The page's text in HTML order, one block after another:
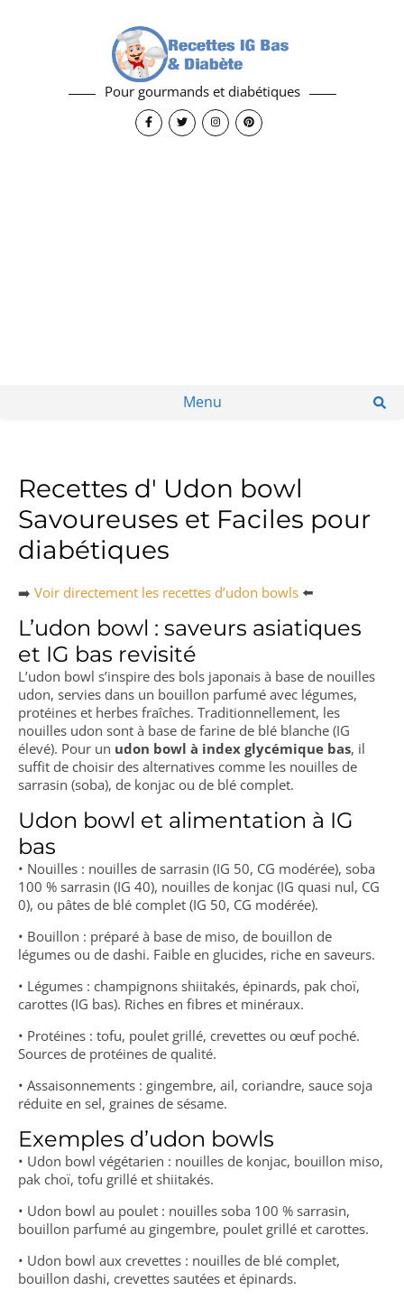
Pour gourmands et diabétiques
Menu
Recettes d' Udon bowl
Savoureuses et Faciles pour
diabétiques
➡️ Voir directement les recettes d’udon bowls ⬅️
L’udon bowl : saveurs asiatiques
et IG bas revisité
L’udon bowl s’inspire des bols japonais à base de nouilles
udon, servies dans un bouillon parfumé avec légumes,
protéines et herbes fraîches. Traditionnellement, les
nouilles udon sont à base de farine de blé blanche (IG
élevé). Pour un udon bowl à index glycémique bas, il
suffit de choisir des alternatives comme les nouilles de
sarrasin (soba), de konjac ou de blé complet.
Udon bowl et alimentation à IG
bas
• Nouilles : nouilles de sarrasin (IG 50, CG modérée), soba
100 % sarrasin (IG 40), nouilles de konjac (IG quasi nul, CG
0), ou pâtes de blé complet (IG 50, CG modérée).
• Bouillon : préparé à base de miso, de bouillon de
légumes ou de dashi. Faible en glucides, riche en saveurs.
• Légumes : champignons shiitakés, épinards, pak choï,
carottes (IG bas). Riches en fibres et minéraux.
• Protéines : tofu, poulet grillé, crevettes ou œuf poché.
Sources de protéines de qualité.
• Assaisonnements : gingembre, ail, coriandre, sauce soja
réduite en sel, graines de sésame.
Exemples d’udon bowls
• Udon bowl végétarien : nouilles de konjac, bouillon miso,
pak choï, tofu grillé et shiitakés.
• Udon bowl au poulet : nouilles soba 100 % sarrasin,
bouillon parfumé au gingembre, poulet grillé et carottes.
• Udon bowl aux crevettes : nouilles de blé complet,
bouillon dashi, crevettes sautées et épinards.